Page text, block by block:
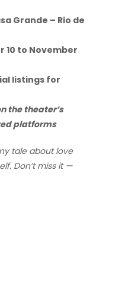
Grande – Rio de
10 to November
listings for
the theater’s
platforms
tale about love
Don’t miss it —